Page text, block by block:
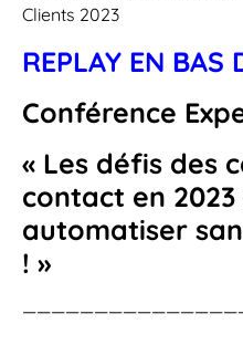
Clients 2023
REPLAY EN BAS
Conférence
« Les défis des
contact en
automatiser
! »